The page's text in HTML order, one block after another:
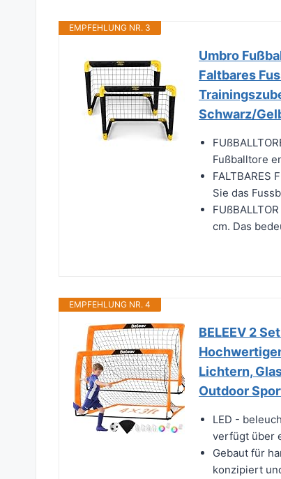
EMPFEHLUNG NR. 3
Umbro
Faltbares
Schwarz/
Fußballtore
FALTBARES
Sie das
cm. Das
EMPFEHLUNG NR. 4
BELEEV 2
Lichtern,
Outdoor
LED -
verfügt über
Gebaut für
konzipiert